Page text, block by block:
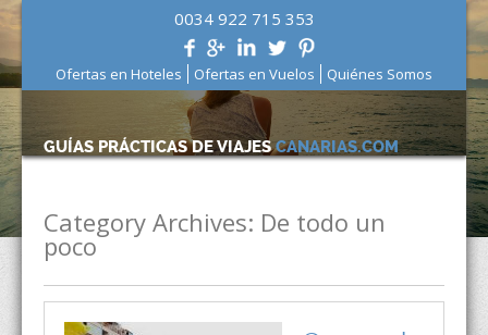
0034 922 715 353
Ofertas en Hoteles Ofertas en Vuelos Quiénes Somos
GUÍAS PRÁCTICAS DE VIAJESCANARIAS.COM
Category Archives: De todo un
poco